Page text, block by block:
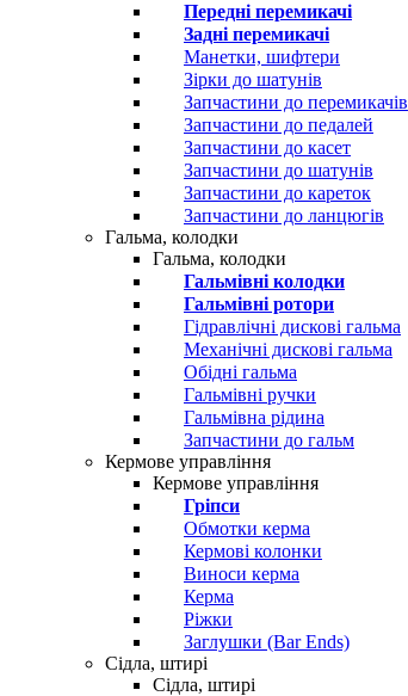
Передні перемикачі
Задні перемикачі
Манетки, шифтери
Зірки до шатунів
Запчастини до перемикачів
Запчастини до педалей
Запчастини до касет
Запчастини до шатунів
Запчастини до кареток
Запчастини до ланцюгів
Гальма, колодки
Гальма, колодки
Гальмівні колодки
Гальмівні ротори
Гідравлічні дискові гальма
Механічні дискові гальма
Обідні гальма
Гальмівні ручки
Гальмівна рідина
Запчастини до гальм
Кермове управління
Кермове управління
Гріпси
Обмотки керма
Кермові колонки
Виноси керма
Керма
Ріжки
Заглушки (Bar Ends)
Сідла, штирі
Сідла, штирі